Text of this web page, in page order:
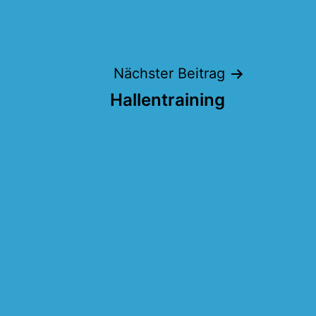
Nächster Beitrag
Hallentraining